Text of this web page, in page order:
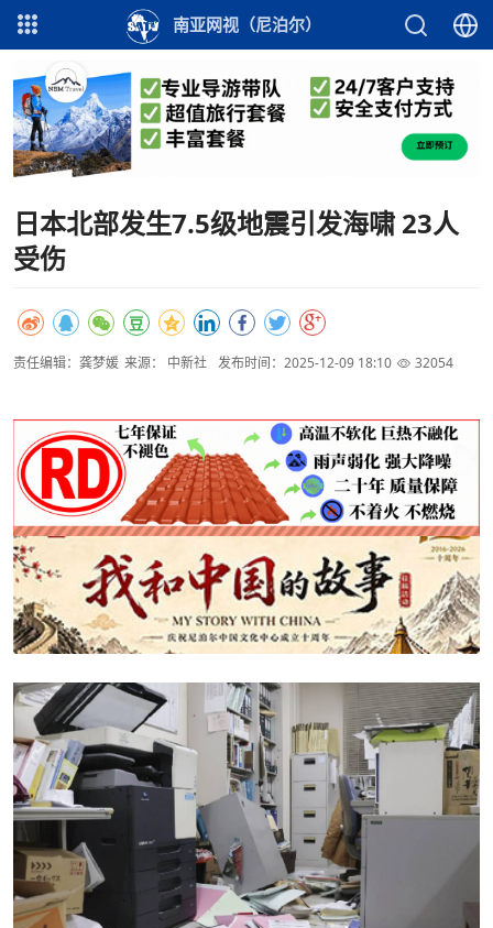
南亚网视（尼泊尔）
日本北部发生7.5级地震引发海啸 23人
受伤
责任编辑：龚梦媛 来源： 中新社 发布时间：2025-12-09 18:10 32054